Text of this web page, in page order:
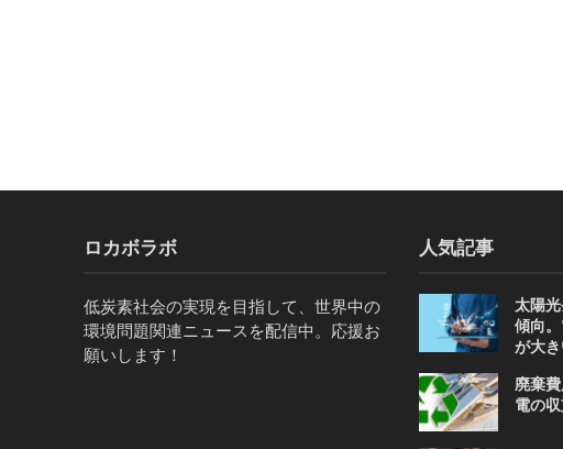
ロカボラボ
低炭素社会の実現を目指して、世界中の
環境問題関連ニュースを配信中。応援お
願いします！
人気記事
太陽
傾向
が大
廃棄
電の